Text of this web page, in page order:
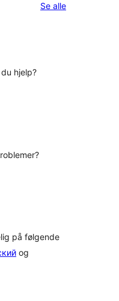
Se alleomtalene
hjelp?
på følgende
og